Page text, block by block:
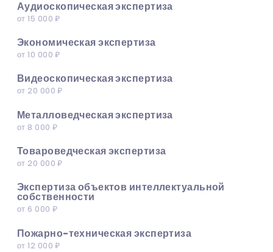
Аудиоскопическая экспертиза
от 15 000 ₽
Экономическая экспертиза
от 10 000 ₽
Видеоскопическая экспертиза
от 20 000 ₽
Металловедческая экспертиза
от 8 000 ₽
Товароведческая экспертиза
от 20 000 ₽
Экспертиза объектов интеллектуальной
собственности
от 6 000 ₽
Пожарно-техническая экспертиза
от 12 000 ₽